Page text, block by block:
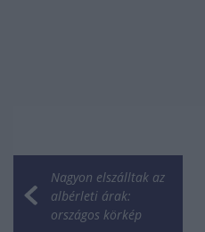
Nagyon elszálltak az
albérleti árak:
országos körkép